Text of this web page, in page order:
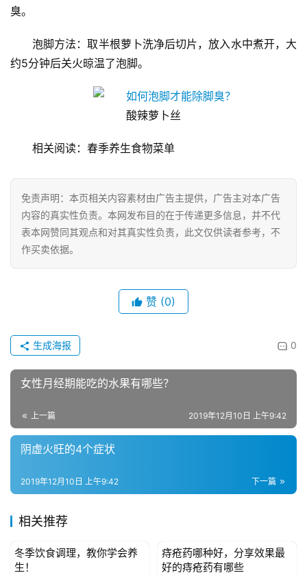
济
艺
房
婴
子
女
性
时
康
讯
臭。
泡脚方法：取半根萝卜洗净后切片，放入水中煮开，大
约5分钟后关火晾温了泡脚。
酸辣萝卜丝
相关阅读：春季养生食物菜单
免责声明：本页相关内容素材由广告主提供，广告主对本广告
内容的真实性负责。本网发布目的在于传递更多信息，并不代
表本网赞同其观点和对其真实性负责，此文仅供读者参考，不
作买卖依据。
赞 (0)
0
生成海报
女性月经期能吃的水果有哪些？
上一篇 2019年12月10日 上午9:42
阴虚火旺的4个症状
下一篇
2019年12月10日 上午9:42
相关推荐
健康资讯
冬季饮食调理，教你学会养
生！
健康资讯
痔疮药哪种好，分享效果最
好的痔疮药有哪些